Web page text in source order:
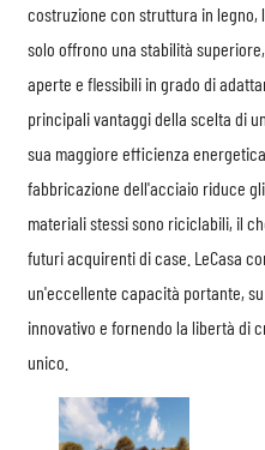
costruzione con struttura in
solo offrono una stabilità
aperte e flessibili in grado di
principali vantaggi della scelta di
sua maggiore efficienza
fabbricazione dell'acciaio riduce
materiali stessi sono riciclabili, il
futuri acquirenti di case. LeCasa
un'eccellente capacità portante,
innovativo e fornendo la libertà di
unico.